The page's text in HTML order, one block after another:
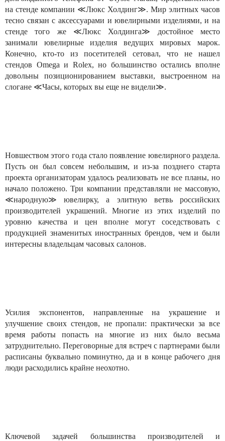
на стенде компании ≪Люкс Холдинг≫. Мир элитных часов
тесно связан с аксессуарами и ювелирными изделиями, и на
стенде того же ≪Люкс Холдинга≫ достойное место
занимали ювелирные изделия ведущих мировых марок.
Конечно, кто-то из посетителей сетовал, что не нашел
стендов Omega и Rolex, но большинство остались вполне
довольны позиционированием выставки, выстроенном на
слогане ≪Часы, которых вы еще не видели≫.
Новшеством этого года стало появление ювелирного раздела.
Пусть он был совсем небольшим, и из-за позднего старта
проекта организаторам удалось реализовать не все планы, но
начало положено. Три компании представляли не массовую,
≪народную≫ ювелирку, а элитную ветвь российских
производителей украшений. Многие из этих изделий по
уровню качества и цен вполне могут соседствовать с
продукцией знаменитых иностранных брендов, чем и были
интересны владельцам часовых салонов.
Усилия экспонентов, направленные на украшение и
улучшение своих стендов, не пропали: практически за все
время работы попасть на многие из них было весьма
затруднительно. Переговорные для встреч с партнерами были
расписаны буквально поминутно, да и в конце рабочего дня
люди расходились крайне неохотно.
Ключевой задачей большинства производителей и